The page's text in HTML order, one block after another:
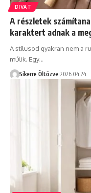
DIVAT
A részletek
karaktert adnak a
A stílusod gyakran nem a
múlik. Egy…
Sikerre Öltözve 2026.04.24.